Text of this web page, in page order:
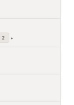
2